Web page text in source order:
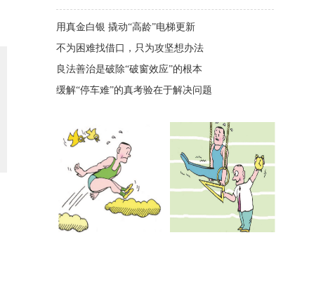
用真金白银 撬动“高龄”电梯更新
不为困难找借口，只为攻坚想办法
良法善治是破除“破窗效应”的根本
缓解“停车难”的真考验在于解决问题